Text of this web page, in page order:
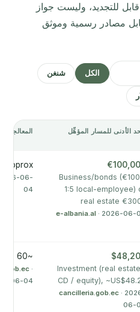
للتجديد، وليست جواز
مصادر رسمية وموثق
الكل شنغن
الأدنى للمسار المؤهِّل المعالجة
Business/bonds
1:5 local-employee)
real estate
e-albania.al · 2026-06-
Approx
06-
04
Investment (real
CD / equity),
cancilleria.gob.ec ·
06-
~60 days
·
06-04